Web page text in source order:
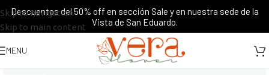
Skip to navigation
Skip to main content
Descuentos del 50% off en sección Sale y en nuestra sede de la
Vista de San Eduardo.
MENU